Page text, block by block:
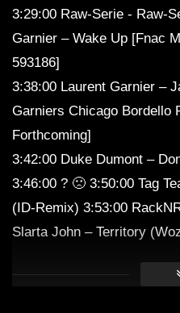
3:29:00 Raw-Serie ‎- Raw-
Garnier – Wake Up [Fnac
593186]
3:38:00 Laurent Garnier –
Garniers Chicago Bordello
Forthcoming]
3:42:00 Duke Dumont –
3:46:00 ? 🙁 3:50:00 Tag
(ID-Remix) 3:53:00
Slarta John – Territory
3:56:00 Woz – Zylo [Black